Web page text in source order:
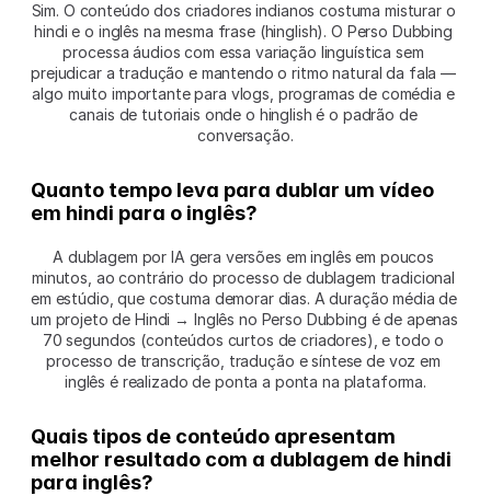
Sim. O conteúdo dos criadores indianos costuma misturar o
hindi e o inglês na mesma frase (hinglish). O Perso Dubbing
processa áudios com essa variação linguística sem
prejudicar a tradução e mantendo o ritmo natural da fala —
algo muito importante para vlogs, programas de comédia e
canais de tutoriais onde o hinglish é o padrão de
conversação.
Quanto tempo leva para dublar um vídeo
em hindi para o inglês?
A dublagem por IA gera versões em inglês em poucos
minutos, ao contrário do processo de dublagem tradicional
em estúdio, que costuma demorar dias. A duração média de
um projeto de Hindi → Inglês no Perso Dubbing é de apenas
70 segundos (conteúdos curtos de criadores), e todo o
processo de transcrição, tradução e síntese de voz em
inglês é realizado de ponta a ponta na plataforma.
Quais tipos de conteúdo apresentam
melhor resultado com a dublagem de hindi
para inglês?